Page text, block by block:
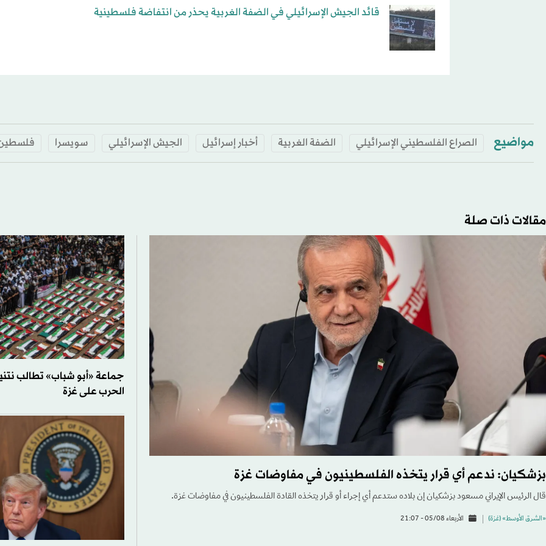
قائد الجيش الإسرائيلي في الضفة الغربية يحذر من انتفاضة فلسطينية
مواضيع الصراع الفلسطيني الإسرائيلي الضفة الغربية أخبار إسرائيل الجيش الإسرائيلي سويسرا
مقالات ذات صلة
بزشكيان: ندعم أي قرار يتخذه الفلسطينيون في مفاوضات غزة
قال الرئيس الإيراني مسعود ‌بزشكيان إن بلاده ستدعم أي إجراء أو قرار يتخذه القادة الفلسطينيون في مفاوضات غزة.
«الشرق الأوسط» (غزة) الأربعاء 05/08 - 21:07
جماعة «أبو شباب» تطالب
الحرب على غزة